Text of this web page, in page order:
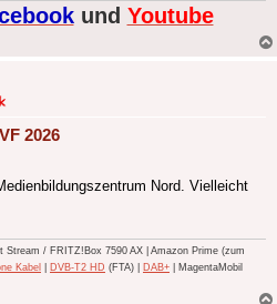
und Youtube
2026
Nord. Vielleicht
/ FRITZ!Box 7590 AX | Amazon Prime (zum
Kabel DVB-T2 HD (FTA) | DAB+ | MagentaMobil